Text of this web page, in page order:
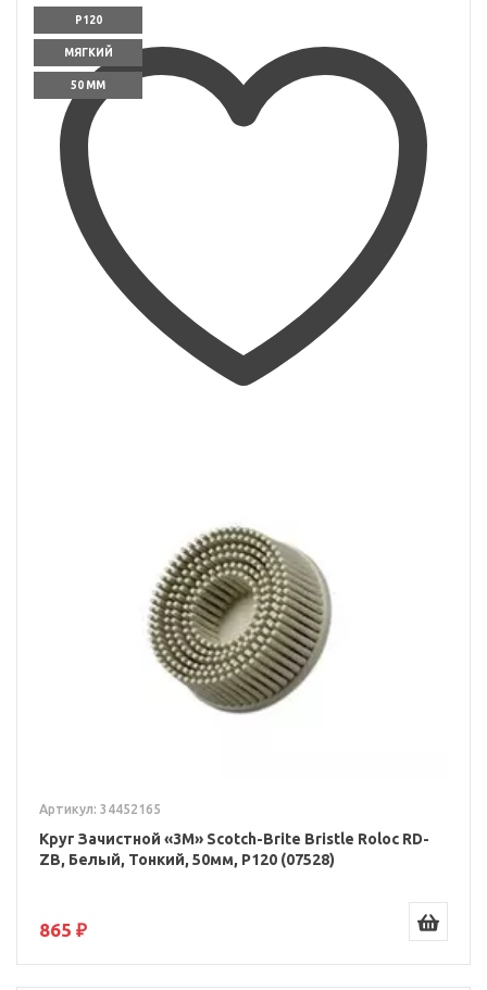
P120
МЯГКИЙ
50 ММ
Артикул: 34452165
Круг Зачистной «3M» Scotch-Brite Bristle Roloc RD-
ZB, Белый, Тонкий, 50мм, P120 (07528)
865 ₽